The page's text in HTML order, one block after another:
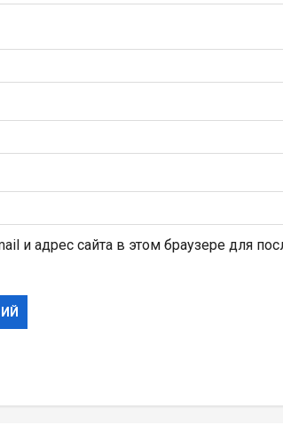
и адрес сайта в этом браузере для